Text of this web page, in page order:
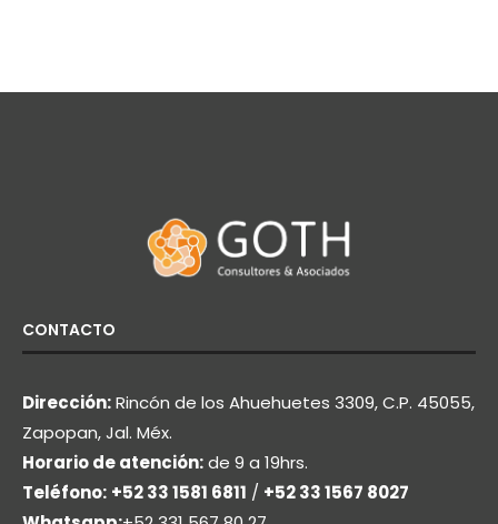
CONTACTO
Dirección:Rincón de los Ahuehuetes 3309, C.P. 45055,
Zapopan, Jal. Méx.
Horario de atención:de 9 a 19hrs.
Teléfono: +52 33 1581 6811 / +52 33 1567 8027